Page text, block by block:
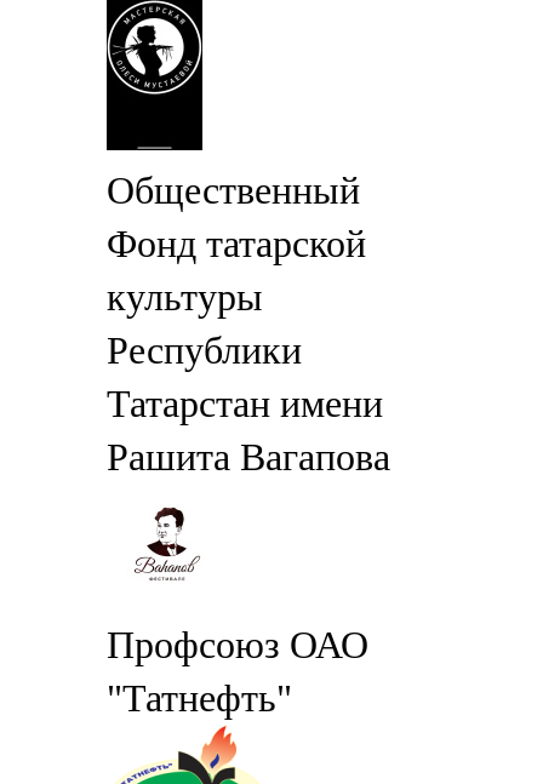
Общественный
Фонд татарской
культуры
Республики
Татарстан имени
Рашита Вагапова
Профсоюз ОАО
"Татнефть"